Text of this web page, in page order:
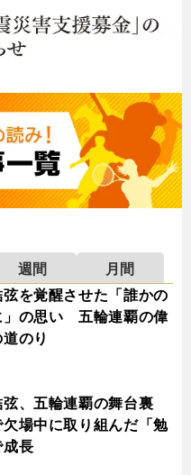
週間
月間
を覚醒させた「誰かの
」の思い 五輪連覇の偉
のり
弦、五輪連覇の舞台裏
場中に取り組んだ「勉
長